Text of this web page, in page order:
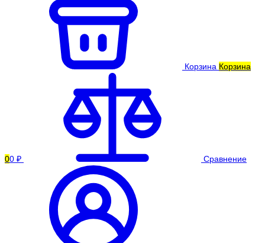
Корзина Корзина
00 ₽ Сравнение